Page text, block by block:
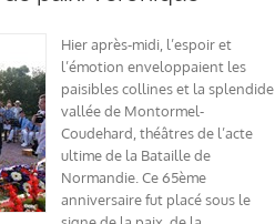
Hier après-midi, l’espoir et
l’émotion enveloppaient les
paisibles collines et la splendide
vallée de Montormel-
Coudehard, théâtres de l’acte
ultime de la Bataille de
Normandie. Ce 65ème
anniversaire fut placé sous le